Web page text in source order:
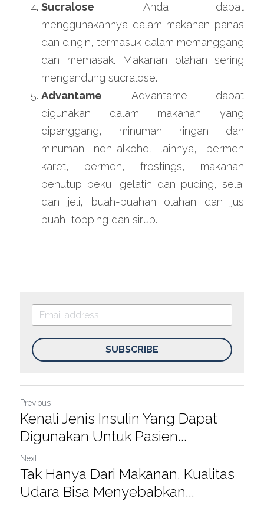
Sucralose. Anda dapat
menggunakannya dalam makanan panas
dan dingin, termasuk dalam memanggang
dan memasak. Makanan olahan sering
mengandung sucralose.
Advantame. Advantame dapat
digunakan dalam makanan yang
dipanggang, minuman ringan dan
minuman non-alkohol lainnya, permen
karet, permen, frostings, makanan
penutup beku, gelatin dan puding, selai
dan jeli, buah-buahan olahan dan jus
buah, topping dan sirup.
SUBSCRIBE
Previous
Kenali Jenis Insulin Yang Dapat
Digunakan Untuk Pasien...
Next
Tak Hanya Dari Makanan, Kualitas
Udara Bisa Menyebabkan...